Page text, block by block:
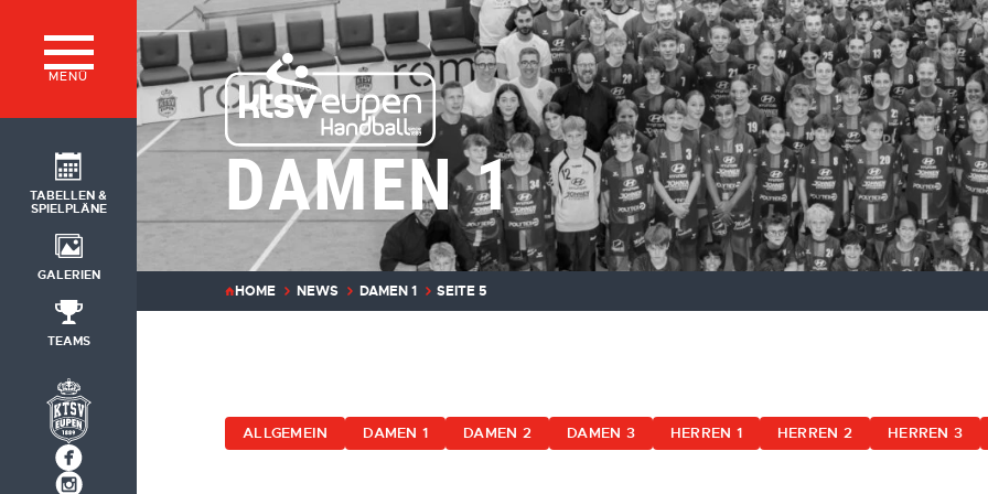
MENÜ
TABELLEN &
SPIELPLÄNE
GALERIEN
TEAMS
DAMEN 1
HOME NEWS DAMEN 1 SEITE 5
ALLGEMEIN DAMEN 1 DAMEN 2 DAMEN 3 HERREN 1 HERREN 2 HERREN 3